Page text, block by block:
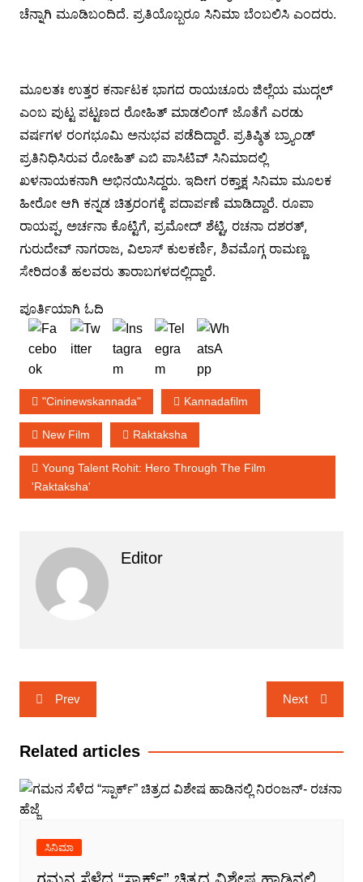
ಚೆನ್ನಾಗಿ ಮೂಡಿಬಂದಿದೆ. ಪ್ರತಿಯೊಬ್ಬರೂ ಸಿನಿಮಾ ಬೆಂಬಲಿಸಿ ಎಂದರು.
ಮೂಲತಃ ಉತ್ತರ ಕರ್ನಾಟಕ ಭಾಗದ ರಾಯಚೂರು ಜಿಲ್ಲೆಯ ಮುದ್ಗಲ್
ಎಂಬ ಪುಟ್ಟ ಪಟ್ಟಣದ ರೋಹಿತ್ ಮಾಡಲಿಂಗ್ ಜೊತೆಗೆ ಎರಡು
ವರ್ಷಗಳ ರಂಗಭೂಮಿ ಅನುಭವ ಪಡೆದಿದ್ದಾರೆ. ಪ್ರತಿಷ್ಠಿತ ಬ್ರ್ಯಾಂಡ್
ಪ್ರತಿನಿಧಿಸಿರುವ ರೋಹಿತ್ ಎಬಿ ಪಾಸಿಟಿವ್ ಸಿನಿಮಾದಲ್ಲಿ
ಖಳನಾಯಕನಾಗಿ ಅಭಿನಯಿಸಿದ್ದರು. ಇದೀಗ ರಕ್ತಾಕ್ಷ ಸಿನಿಮಾ ಮೂಲಕ
ಹೀರೋ ಆಗಿ ಕನ್ನಡ ಚಿತ್ರರಂಗಕ್ಕೆ ಪದಾರ್ಪಣೆ ಮಾಡಿದ್ದಾರೆ. ರೂಪಾ
ರಾಯಪ್ಪ, ಅರ್ಚನಾ ಕೊಟ್ಟಿಗೆ, ಪ್ರಮೋದ್ ಶೆಟ್ಟಿ, ರಚನಾ ದಶರತ್,
ಗುರುದೇವ್ ನಾಗರಾಜ, ವಿಲಾಸ್ ಕುಲಕರ್ಣಿ, ಶಿವಮೊಗ್ಗ ರಾಮಣ್ಣ
ಸೇರಿದಂತೆ ಹಲವರು ತಾರಾಬಗಳದಲ್ಲಿದ್ದಾರೆ.
ಪೂರ್ತಿಯಾಗಿ ಓದಿ
"cininewskannada" Kannadafilm
New Film Raktaksha
Young Talent Rohit: Hero Through The Film
'Raktaksha'
Editor
Post
navigation
Prev Next
Related articles
ಸಿನಿಮಾ
ಗಮನ ಸೆಳೆದ “ಸ್ಪಾರ್ಕ್” ಚಿತ್ರದ ವಿಶೇಷ ಹಾಡಿನಲ್ಲಿ